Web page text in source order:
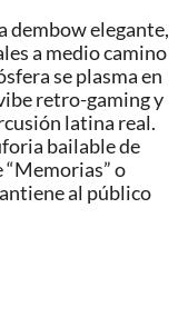
dembow elegante,
a medio camino
se plasma en
retro-gaming y
latina real.
bailable de
“Memorias” o
al público